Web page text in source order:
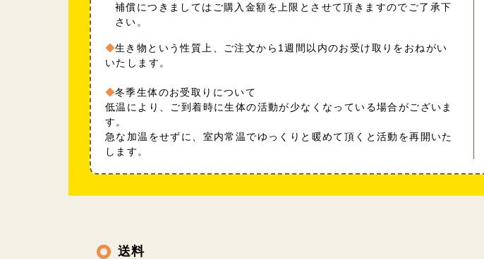
補償につきましてはご購入金額を上限とさせて頂きますのでご了承下
さい。
生き物という性質上、ご注文から1週間以内のお受け取りをおねがい
いたします。
冬季生体のお受取りについて
低温により、ご到着時に生体の活動が少なくなっている場合がございま
す。
急な加温をせずに、室内常温でゆっくりと暖めて頂くと活動を再開いた
します。
送料